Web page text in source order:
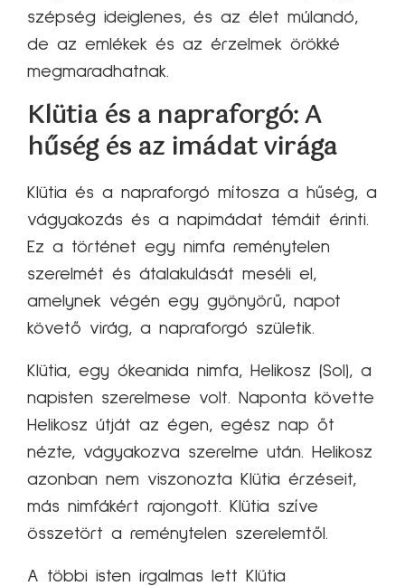
szépség ideiglenes, és az élet múlandó,
de az emlékek és az érzelmek örökké
megmaradhatnak.
Klütia és a napraforgó: A
hűség és az imádat virága
Klütia és a napraforgó mítosza a hűség, a
vágyakozás és a napimádat témáit érinti.
Ez a történet egy nimfa reménytelen
szerelmét és átalakulását meséli el,
amelynek végén egy gyönyörű, napot
követő virág, a napraforgó születik.
Klütia, egy ókeanida nimfa, Helikosz (Sol), a
napisten szerelmese volt. Naponta követte
Helikosz útját az égen, egész nap őt
nézte, vágyakozva szerelme után. Helikosz
azonban nem viszonozta Klütia érzéseit,
más nimfákért rajongott. Klütia szíve
összetört a reménytelen szerelemtől.
A többi isten irgalmas lett Klütia